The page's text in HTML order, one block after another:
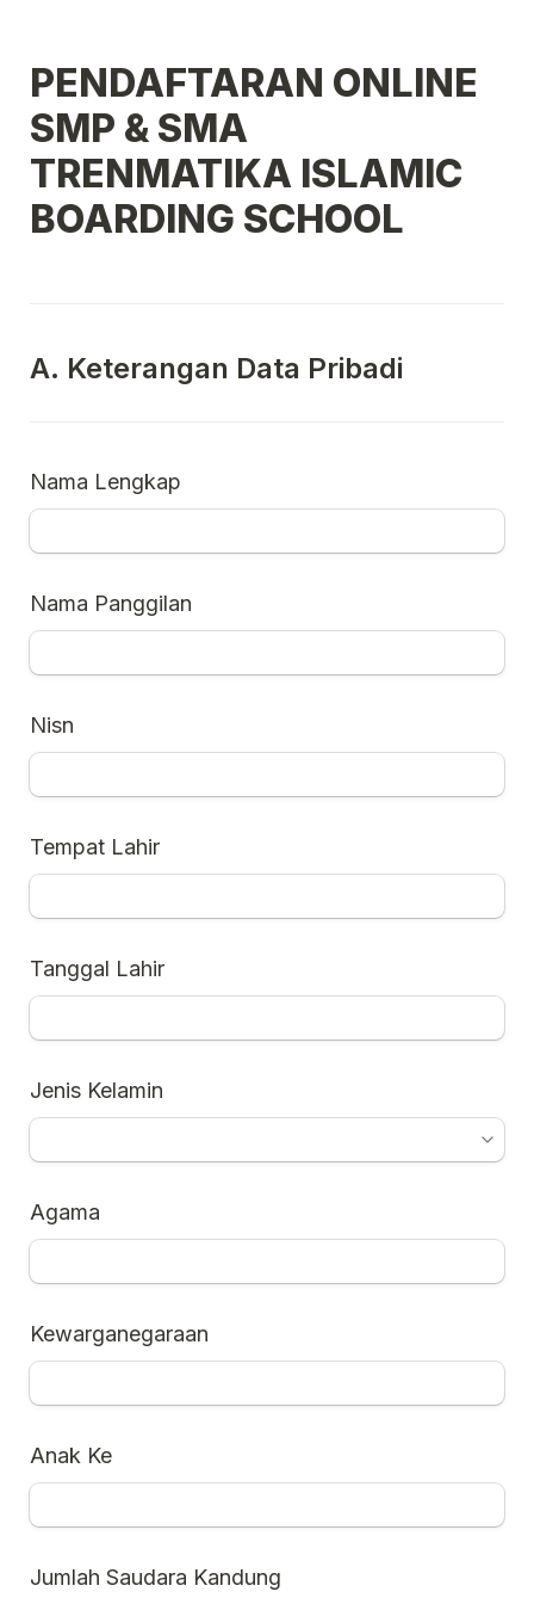
PENDAFTARAN ONLINE
SMP & SMA
TRENMATIKA ISLAMIC
BOARDING SCHOOL
A. Keterangan Data Pribadi
Nama Lengkap
Nama Panggilan
Nisn
Tempat Lahir
Tanggal Lahir
Jenis Kelamin
Agama
Kewarganegaraan
Anak Ke
Jumlah Saudara Kandung